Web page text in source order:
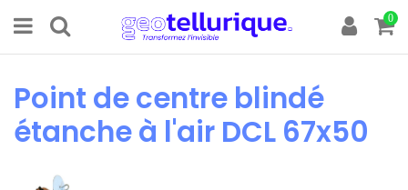
0
Point de centre blindé
étanche à l'air DCL 67x50